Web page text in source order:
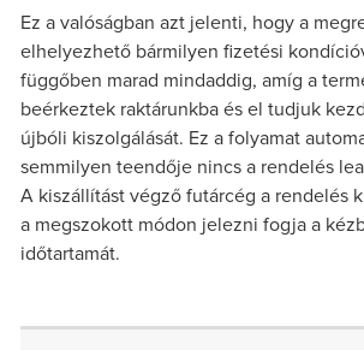
Ez a valóságban azt jelenti, hogy a
elhelyezhető bármilyen fizetési
függőben marad mindaddig, amíg a
beérkeztek raktárunkba és el tudjuk
újbóli kiszolgálását. Ez a folyamat
semmilyen teendője nincs a rendelés
A kiszállítást végző futárcég a rendelés
a megszokott módon jelezni fogja a
időtartamát.